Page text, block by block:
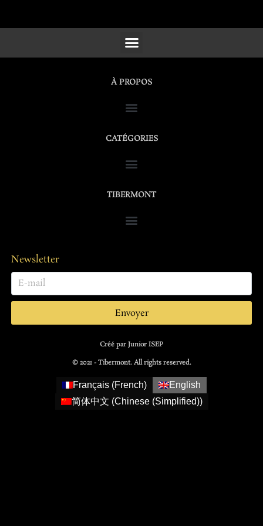
À PROPOS
CATÉGORIES
TIBERMONT
Newsletter
Envoyer
Créé par Junior ISEP
© 2021 - Tibermont. All rights reserved.
Français (French)
English
简体中文 (Chinese (Simplified))